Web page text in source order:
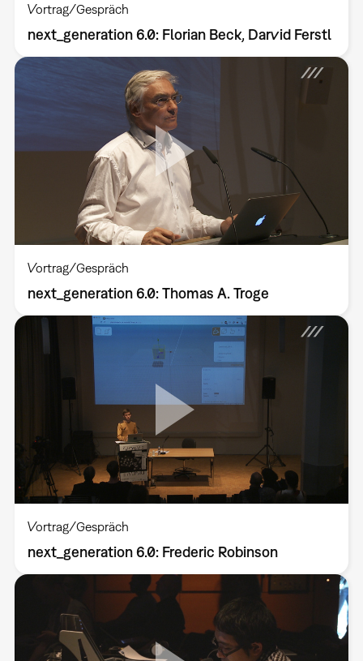
Vortrag/Gespräch
next_generation 6.0: Florian Beck, Darvid Ferstl
Vortrag/Gespräch
next_generation 6.0: Thomas A. Troge
Vortrag/Gespräch
next_generation 6.0: Frederic Robinson